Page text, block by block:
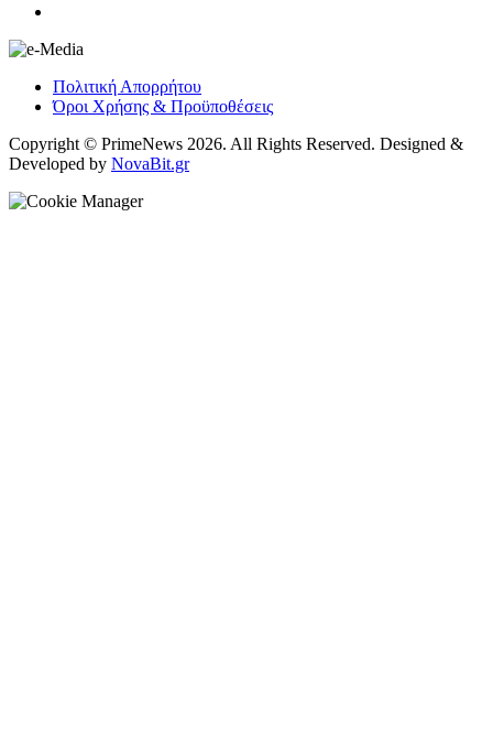
Πολιτική Απορρήτου
Όροι Χρήσης & Προϋποθέσεις
Copyright © PrimeNews 2026. All Rights Reserved. Designed &
Developed by NovaBit.gr